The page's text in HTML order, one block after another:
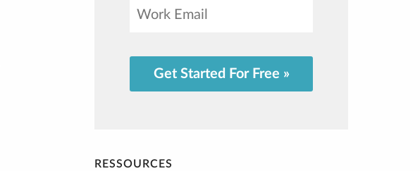
Get Started For Free »
RESSOURCES